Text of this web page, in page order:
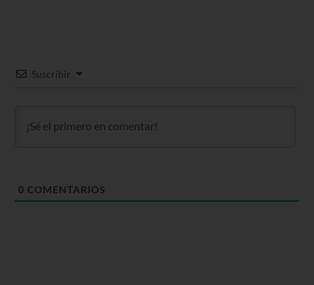
Suscribir
0 COMENTARIOS